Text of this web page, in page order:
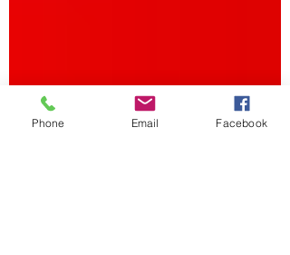
Phone Email Facebook